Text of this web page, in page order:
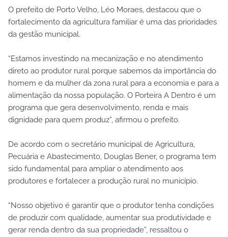
O prefeito de Porto Velho, Léo Moraes, destacou que o
fortalecimento da agricultura familiar é uma das prioridades
da gestão municipal.
“Estamos investindo na mecanização e no atendimento
direto ao produtor rural porque sabemos da importância do
homem e da mulher da zona rural para a economia e para a
alimentação da nossa população. O Porteira A Dentro é um
programa que gera desenvolvimento, renda e mais
dignidade para quem produz”, afirmou o prefeito.
De acordo com o secretário municipal de Agricultura,
Pecuária e Abastecimento, Douglas Bener, o programa tem
sido fundamental para ampliar o atendimento aos
produtores e fortalecer a produção rural no município.
“Nosso objetivo é garantir que o produtor tenha condições
de produzir com qualidade, aumentar sua produtividade e
gerar renda dentro da sua propriedade”, ressaltou o